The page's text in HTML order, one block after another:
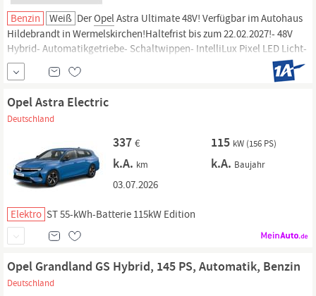
Benzin Weiß DerOpelAstra Ultimate 48V! Verfügbar im Autohaus
Hildebrandt in Wermelskirchen!Haltefrist bis zum 22.02.2027!- 48V
Hybrid- Automatikgetriebe- Schaltwippen- IntelliLux Pixel LED Licht-
Adaptiver Fernlichtassistent- 180° Rückfahr-Kamera- Frontkamera-
Verkehrsschilderkennung- Spurhalteassistent- Notbremsassistent-
Opel Astra Electric
Deutschland
337 € 115 kW (156 PS)
k.A. km k.A. Baujahr
03.07.2026
Elektro ST 55-kWh-Batterie 115kW Edition
Opel Grandland GS Hybrid, 145 PS, Automatik, Benzin
Deutschland